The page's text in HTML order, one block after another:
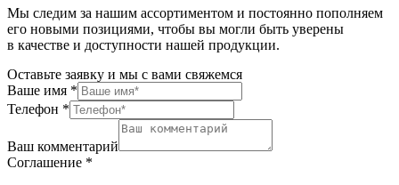
Мы следим за нашим ассортиментом и постоянно пополняем
его новыми позициями, чтобы вы могли быть уверены
в качестве и доступности нашей продукции.
Оставьте заявку и мы с вами свяжемся
Ваше имя *
Телефон *
Ваш комментарий
Соглашение *